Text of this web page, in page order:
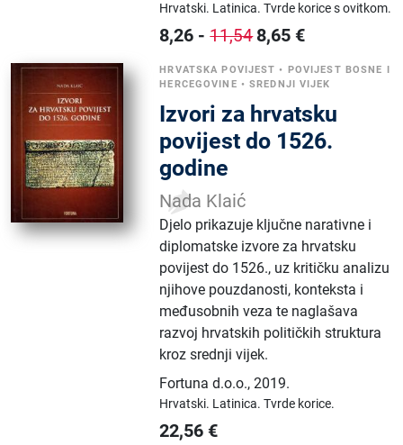
Hrvatski. Latinica.Tvrde korice s ovitkom.
8,26 -11,54 8,65 €
HRVATSKA POVIJEST • POVIJEST BOSNE I
HERCEGOVINE •SREDNJI VIJEK
Izvori za hrvatsku
povijest do 1526.
godine
Nada Klaić
Djelo prikazuje ključne narativne i
diplomatske izvore za hrvatsku
povijest do 1526., uz kritičku analizu
njihove pouzdanosti, konteksta i
međusobnih veza te naglašava
razvoj hrvatskih političkih struktura
kroz srednji vijek.
Fortuna d.o.o.,2019.
Hrvatski. Latinica.Tvrde korice.
22,56 €